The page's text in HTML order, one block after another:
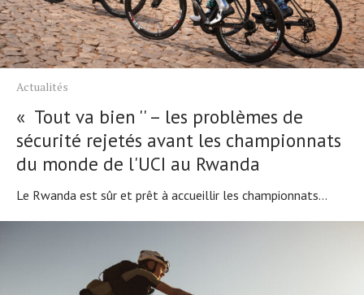
Actualités
« Tout va bien '' – les problèmes de
sécurité rejetés avant les championnats
du monde de l'UCI au Rwanda
Le Rwanda est sûr et prêt à accueillir les championnats...
Technologies
Tests de produits
Conseils
Tendances
Tous nos articles
À propos